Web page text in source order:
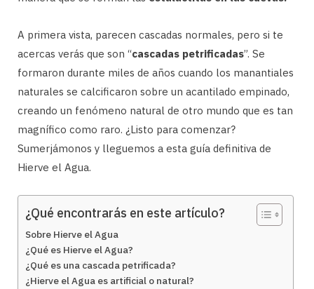
A primera vista, parecen cascadas normales, pero si te
acercas verás que son “cascadas petrificadas”. Se
formaron durante miles de años cuando los manantiales
naturales se calcificaron sobre un acantilado empinado,
creando un fenómeno natural de otro mundo que es tan
magnífico como raro. ¿Listo para comenzar?
Sumerjámonos y lleguemos a esta guía definitiva de
Hierve el Agua.
¿Qué encontrarás en este artículo?
Sobre Hierve el Agua
¿Qué es Hierve el Agua?
¿Qué es una cascada petrificada?
¿Hierve el Agua es artificial o natural?